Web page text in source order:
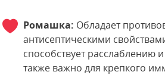
Ромашка: Обладает
антисептическими
способствует расслаблению
также важно для крепкого